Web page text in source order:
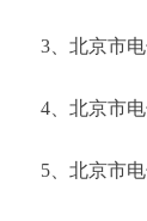
3、北京市电
4、北京市电
5、北京市电